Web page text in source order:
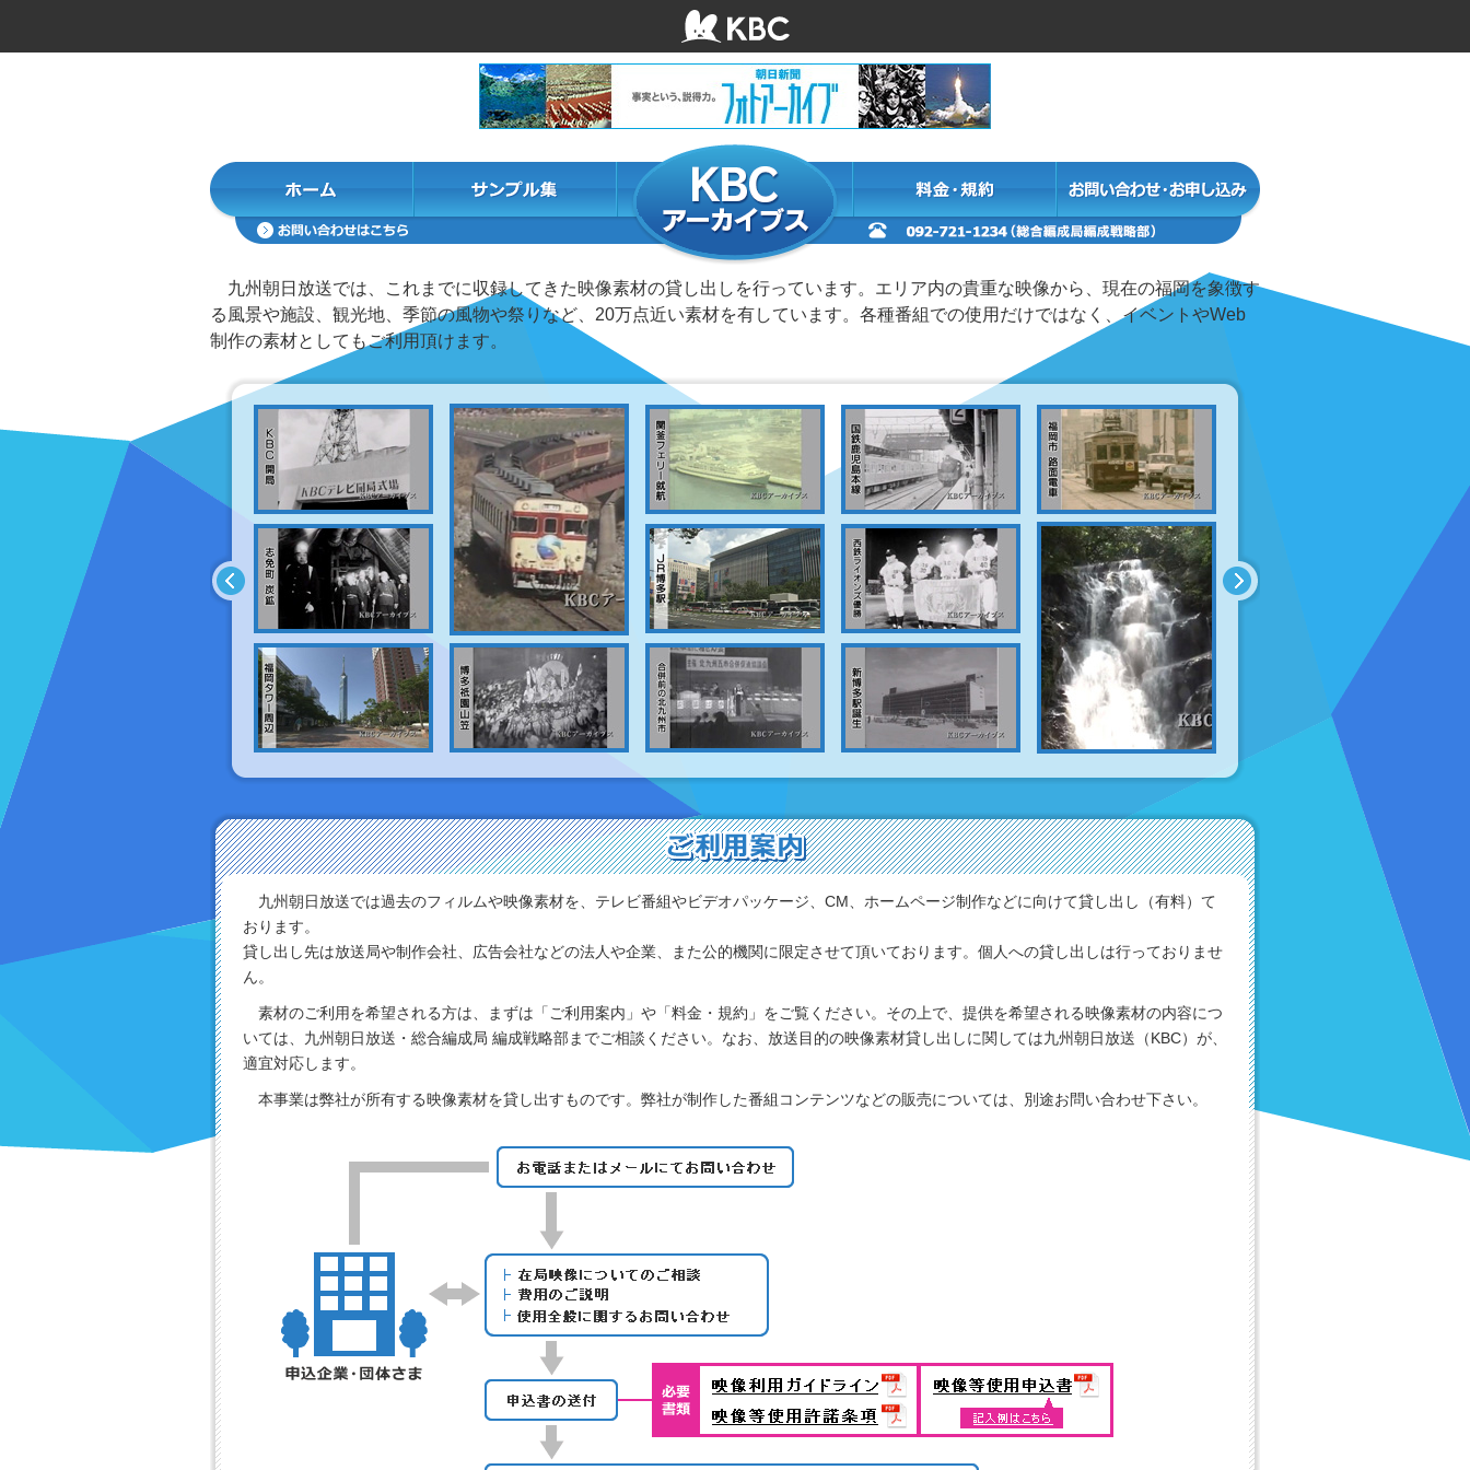
九州朝日放送では、これまでに収録してきた映像素材の貸し出しを行っています。エリア内の貴重な映像から、現在の福岡を象徴す
る風景や施設、観光地、季節の風物や祭りなど、20万点近い素材を有しています。各種番組での使用だけではなく、イベントやWeb
制作の素材としてもご利用頂けます。
九州朝日放送では過去のフィルムや映像素材を、テレビ番組やビデオパッケージ、CM、ホームページ制作などに向けて貸し出し（有料）て
おります。
貸し出し先は放送局や制作会社、広告会社などの法人や企業、また公的機関に限定させて頂いております。個人への貸し出しは行っておりませ
ん。
素材のご利用を希望される方は、まずは「ご利用案内」や「料金・規約」をご覧ください。その上で、提供を希望される映像素材の内容につ
いては、九州朝日放送・総合編成局 編成戦略部までご相談ください。なお、放送目的の映像素材貸し出しに関しては九州朝日放送（KBC）が、
適宜対応します。
本事業は弊社が所有する映像素材を貸し出すものです。弊社が制作した番組コンテンツなどの販売については、別途お問い合わせ下さい。